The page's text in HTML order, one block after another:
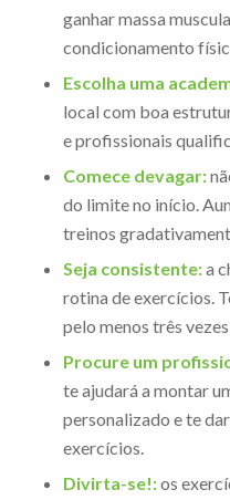
ganhar massa
condicionamento
Escolha uma
local com boa
e profissionais
Comece devagar:
do limite no início.
treinos
Seja consistente:a
rotina de exercícios.
pelo menos três
Procure um
te ajudará a montar
personalizado e te
exercícios.
Divirta-se!:os